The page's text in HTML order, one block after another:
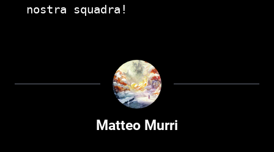
nostra squadra!
Matteo Murri